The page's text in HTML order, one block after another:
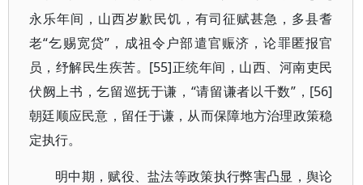
永乐年间，山西岁歉民饥，有司征赋甚急，多县耆
老“乞赐宽贷”，成祖令户部遣官赈济，论罪匿报官
员，纾解民生疾苦。[55]正统年间，山西、河南吏民
伏阙上书，乞留巡抚于谦，“请留谦者以千数”，[56]
朝廷顺应民意，留任于谦，从而保障地方治理政策稳
定执行。
明中期，赋役、盐法等政策执行弊害凸显，舆论